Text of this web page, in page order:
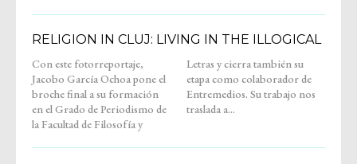
RELIGION IN CLUJ: LIVING IN THE ILLOGICAL
Con este fotorreportaje,
Jacobo García Ochoa pone el
broche final a su formación
en el Grado de Periodismo de
la Facultad de Filosofía y
Letras y cierra también su
etapa como colaborador de
Entremedios. Su trabajo nos
traslada a...